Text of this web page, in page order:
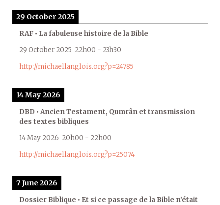
29 October 2025
RAF • La fabuleuse histoire de la Bible
29 October 2025 22h00 - 23h30
http://michaellanglois.org?p=24785
14 May 2026
DBD • Ancien Testament, Qumrân et transmission
des textes bibliques
14 May 2026 20h00 - 22h00
http://michaellanglois.org?p=25074
7 June 2026
Dossier Biblique • Et si ce passage de la Bible n’était